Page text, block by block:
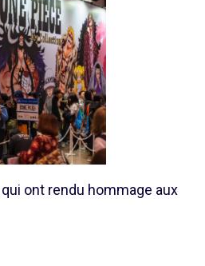
ont rendu hommage aux